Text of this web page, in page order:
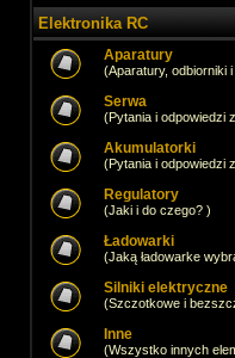
Elektronika RC
Aparatury
(Aparatury, odbiorniki
Serwa
(Pytania i odpowiedzi
Akumulatorki
(Pytania i odpowiedzi
Regulatory
(Jaki i do czego? )
Ładowarki
(Jaką ładowarke
Silniki elektryczne
(Szczotkowe i
Inne
(Wszystko innych